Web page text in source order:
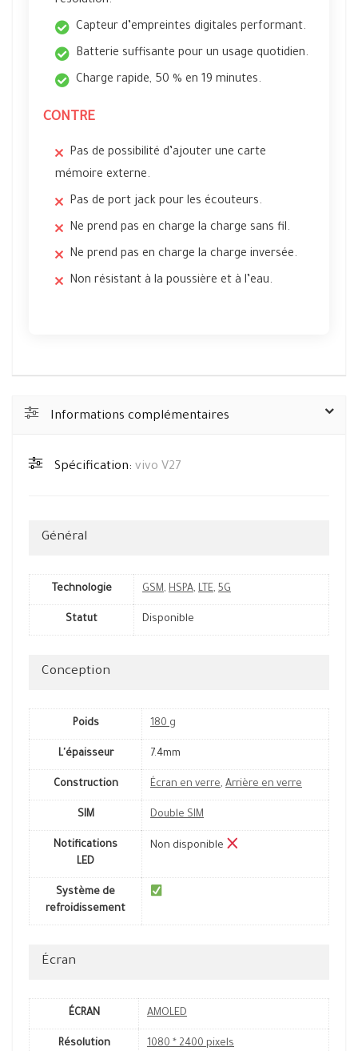
Capteur d’empreintes digitales performant.
Batterie suffisante pour un usage quotidien.
Charge rapide, 50 % en 19 minutes.
CONTRE
Pas de possibilité d’ajouter une carte
mémoire externe.
Pas de port jack pour les écouteurs.
Ne prend pas en charge la charge sans fil.
Ne prend pas en charge la charge inversée.
Non résistant à la poussière et à l’eau.
Informations complémentaires
Spécification: vivo V27
Général
Technologie GSM, HSPA, LTE, 5G
Statut Disponible
Conception
Poids 180 g
L'épaisseur 7.4mm
Construction Écran en verre, Arrière en verre
SIM Double SIM
Notifications
LED
Non disponible
Système de
refroidissement
Écran
ÉCRAN AMOLED
Résolution 1080 * 2400 pixels